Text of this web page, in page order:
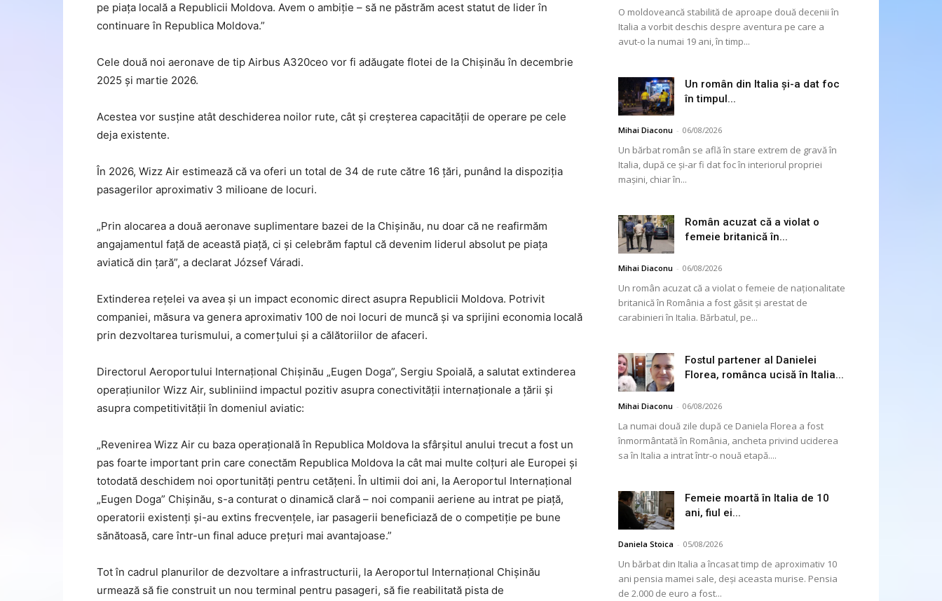
pe piața locală a Republicii Moldova. Avem o ambiție – să ne păstrăm acest statut de lider în
continuare în Republica Moldova.”
Cele două noi aeronave de tip Airbus A320ceo vor fi adăugate flotei de la Chișinău în decembrie
2025 și martie 2026.
Acestea vor susține atât deschiderea noilor rute, cât și creșterea capacității de operare pe cele
deja existente.
În 2026, Wizz Air estimează că va oferi un total de 34 de rute către 16 țări, punând la dispoziția
pasagerilor aproximativ 3 milioane de locuri.
„Prin alocarea a două aeronave suplimentare bazei de la Chișinău, nu doar că ne reafirmăm
angajamentul față de această piață, ci și celebrăm faptul că devenim liderul absolut pe piața
aviatică din țară”, a declarat József Váradi.
Extinderea rețelei va avea și un impact economic direct asupra Republicii Moldova. Potrivit
companiei, măsura va genera aproximativ 100 de noi locuri de muncă și va sprijini economia locală
prin dezvoltarea turismului, a comerțului și a călătoriilor de afaceri.
Directorul Aeroportului Internațional Chișinău „Eugen Doga”, Sergiu Spoială, a salutat extinderea
operațiunilor Wizz Air, subliniind impactul pozitiv asupra conectivității internaționale a țării și
asupra competitivității în domeniul aviatic:
„Revenirea Wizz Air cu baza operațională în Republica Moldova la sfârșitul anului trecut a fost un
pas foarte important prin care conectăm Republica Moldova la cât mai multe colțuri ale Europei și
totodată deschidem noi oportunități pentru cetățeni. În ultimii doi ani, la Aeroportul Internațional
„Eugen Doga” Chișinău, s-a conturat o dinamică clară – noi companii aeriene au intrat pe piață,
operatorii existenți și-au extins frecvențele, iar pasagerii beneficiază de o competiție pe bune
sănătoasă, care într-un final aduce prețuri mai avantajoase.”
Tot în cadrul planurilor de dezvoltare a infrastructurii, la Aeroportul Internațional Chișinău
urmează să fie construit un nou terminal pentru pasageri, să fie reabilitată pista de
O moldoveancă stabilită de aproape două decenii în
Italia a vorbit deschis despre aventura pe care a
avut-o la numai 19 ani, în timp...
Un român din Italia și-a dat foc
în timpul...
Mihai Diaconu - 06/08/2026
Un bărbat român se află în stare extrem de gravă în
Italia, după ce și-ar fi dat foc în interiorul propriei
mașini, chiar în...
Român acuzat că a violat o
femeie britanică în...
Mihai Diaconu - 06/08/2026
Un român acuzat că a violat o femeie de naționalitate
britanică în România a fost găsit și arestat de
carabinieri în Italia. Bărbatul, pe...
Fostul partener al Danielei
Florea, românca ucisă în Italia...
Mihai Diaconu - 06/08/2026
La numai două zile după ce Daniela Florea a fost
înmormântată în România, ancheta privind uciderea
sa în Italia a intrat într-o nouă etapă....
Femeie moartă în Italia de 10
ani, fiul ei...
Daniela Stoica - 05/08/2026
Un bărbat din Italia a încasat timp de aproximativ 10
ani pensia mamei sale, deși aceasta murise. Pensia
de 2.000 de euro a fost...